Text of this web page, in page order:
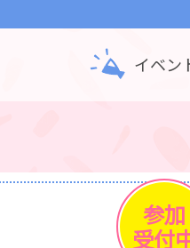
イベン
参加
受付